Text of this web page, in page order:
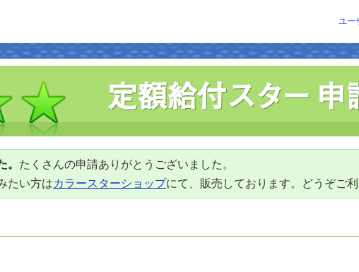
ユー
。 たくさんの申請ありがとうございました。
たい方はカラースターショップにて、販売しております。どうぞご利